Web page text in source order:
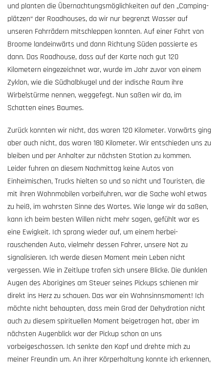
und planten die Übernachtungs­möglichkeiten auf den „Camping­
plätzen“ der Roadhouses, da wir nur begrenzt Wasser auf
unseren Fahrrädern mitschleppen konnten. Auf einer Fahrt von
Broome landeinwärts und dann Richtung Süden passierte es
dann. Das Roadhouse, dass auf der Karte nach gut 120
Kilometern eingezeichnet war, wurde im Jahr zuvor von einem
Zyklon, wie die Südhalbkugel und der indische Raum ihre
Wirbelstürme nennen, weggefegt. Nun saßen wir da, im
Schatten eines Baumes.
Zurück konnten wir nicht, das waren 120 Kilometer. Vorwärts ging
aber auch nicht, das waren 180 Kilometer. Wir entschieden uns zu
bleiben und per Anhalter zur nächsten Station zu kommen.
Leider fuhren an diesem Nachmittag keine Autos von
Einheimischen, Trucks hielten so und so nicht und Touristen, die
mit ihren Wohn­mobilen vorbeifuhren, war die Sache wohl etwas
zu heiß, im wahrsten Sinne des Wortes. Wie lange wir da saßen,
kann ich beim besten Willen nicht mehr sagen, gefühlt war es
eine Ewigkeit. Ich sprang wieder auf, um einem herbei­
rauschenden Auto, vielmehr dessen Fahrer, unsere Not zu
signalisieren. Ich werde diesen Moment mein Leben nicht
vergessen. Wie in Zeitlupe trafen sich unsere Blicke. Die dunklen
Augen des Aborigines am Steuer seines Pickups schienen mir
direkt ins Herz zu schauen. Das war ein Wahnsinnsmoment! Ich
möchte nicht behaupten, dass mein Grad der Dehydration nicht
auch zu diesem spirituellen Moment beigetragen hat, aber im
nächsten Augenblick war der Pickup schon an uns
vorbeigeschossen. Ich senkte den Kopf und drehte mich zu
meiner Freundin um. An ihrer Körperhaltung konnte ich erkennen,